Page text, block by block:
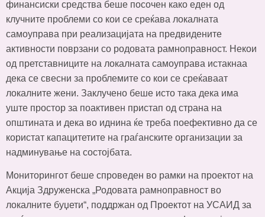
финансиски средства беше посочен како еден од
клучните проблеми со кои се среќава локалната
самоуправа при реализацијата на предвидените
активности поврзани со родовата рамноправност. Некои
од претставниците на локалната самоуправа истакнаа
дека се свесни за проблемите со кои се среќаваат
локалните жени. Заклучено беше исто така дека има
уште простор за поактивен пристап од страна на
општината и дека во иднина ќе треба поефективно да се
користат капацитетите на граѓанските организации за
надминување на состојбата.
Мониторингот беше спроведен во рамки на проектот на
Акција Здруженска „Родовата рамноправност во
локалните буџети“, поддржан од Проектот на УСАИД за